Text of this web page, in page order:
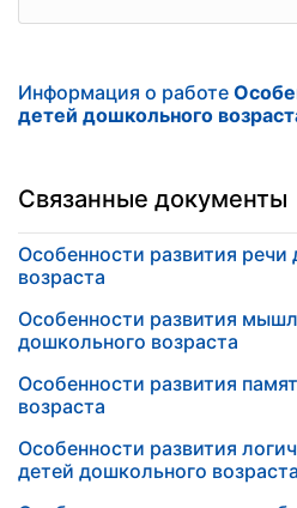
Информация о работе
детей дошкольного
Связанные документы
Особенности развития
возраста
Особенности развития
дошкольного возраста
Особенности развития
возраста
Особенности развития
детей дошкольного возраста